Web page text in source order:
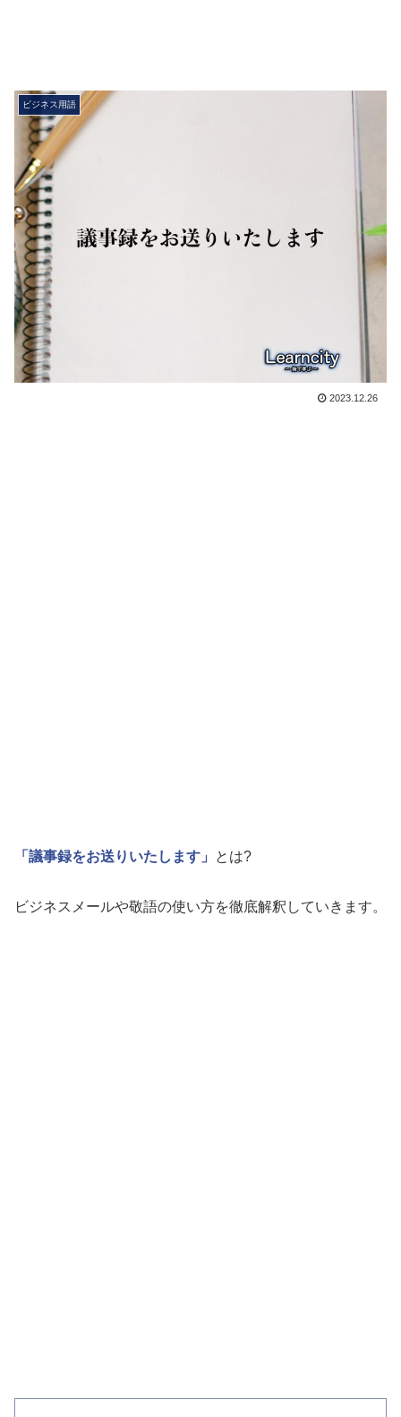
ビジネス用語
2023.12.26
「議事録をお送りいたします」 とは?
ビジネスメールや敬語の使い方を徹底解釈していきます。